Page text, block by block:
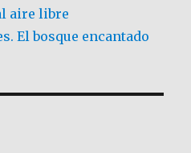
aire libre
El bosque encantado